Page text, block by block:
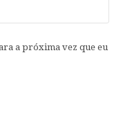
a próxima vez que eu